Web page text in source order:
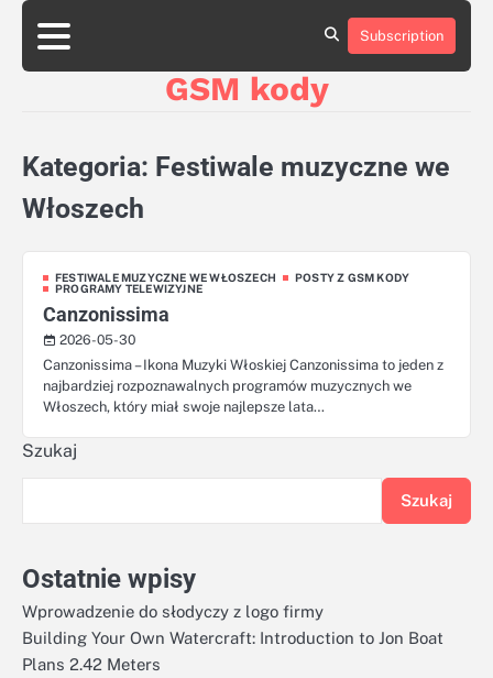
Skip
content
aluminumboatplans.com
dobra-
plywoodboatplans.com
Kontakt
Subscription
GSM kody
Kategoria: Festiwale muzyczne we
Włoszech
FESTIWALE MUZYCZNE WE WŁOSZECH
POSTY Z GSM KODY
PROGRAMY TELEWIZYJNE
Canzonissima
2026-05-30
Canzonissima – Ikona Muzyki Włoskiej Canzonissima to jeden z
najbardziej rozpoznawalnych programów muzycznych we
Włoszech, który miał swoje najlepsze lata…
Szukaj
Szukaj
Ostatnie wpisy
Wprowadzenie do słodyczy z logo firmy
Building Your Own Watercraft: Introduction to Jon Boat
Plans 2.42 Meters